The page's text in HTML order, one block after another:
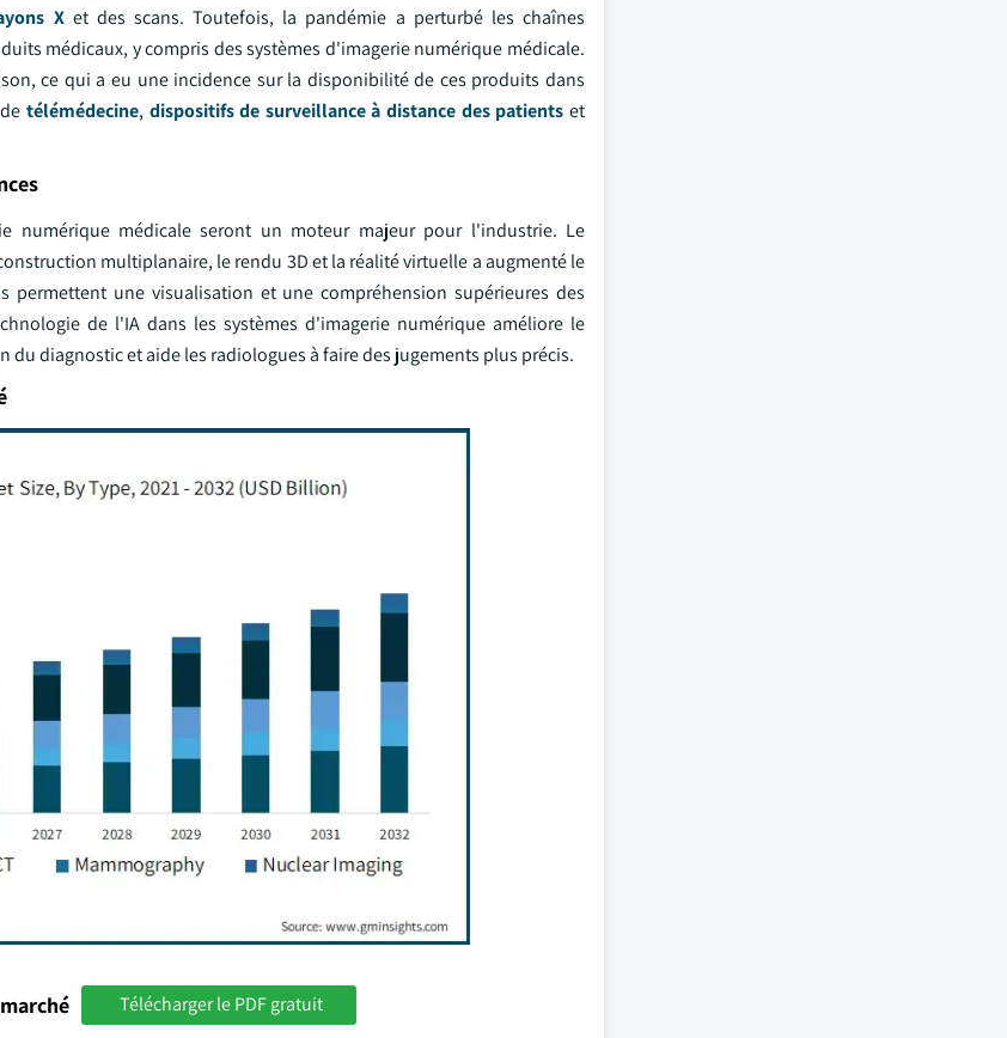
Xet des scans. Toutefois, la pandémie a perturbé les chaînes
médicaux, y compris des systèmes d'imagerie numérique médicale.
ce qui a eu une incidence sur la disponibilité de ces produits dans
télémédecine, dispositifs de surveillance à distance des patients et
numérique médicale seront un moteur majeur pour l'industrie. Le
multiplanaire, le rendu 3D et la réalité virtuelle a augmenté le
une visualisation et une compréhension supérieures des
de l'IA dans les systèmes d'imagerie numérique améliore le
diagnostic et aide les radiologues à faire des jugements plus précis.
Télécharger le PDF gratuit